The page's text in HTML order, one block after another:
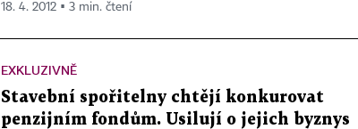
18. 4. 2012 ▪ 3 min. čtení
EXKLUZIVNĚ
Stavební spořitelny chtějí konkurovat
penzijním fondům. Usilují o jejich byznys